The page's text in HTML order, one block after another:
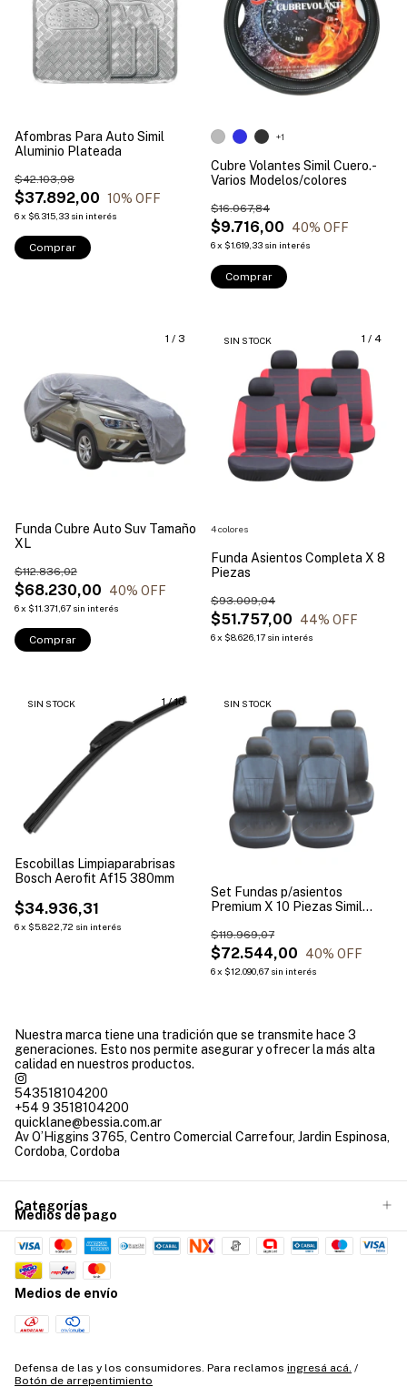
Afombras Para Auto Simil
Aluminio Plateada
$37.892,00
$42.103,98
10% OFF
6x $6.315,33 sin interés
Comprar
Cubre Volantes Simil Cuero.-
Varios Modelos/colores
$9.716,00
$16.067,84
40% OFF
6x $1.619,33 sin interés
+1
Comprar
1 / 3
Funda Cubre Auto Suv Tamaño
XL
$68.230,00
$112.836,02
40% OFF
6x $11.371,67 sin interés
1 / 4
SIN STOCK
Funda Asientos Completa X 8
Piezas
$51.757,00
$93.009,04
44% OFF
6x $8.626,17 sin interés
4 colores
1/10
SIN STOCK
Escobillas Limpiaparabrisas
Bosch Aerofit Af15 380mm
$34.936,31
6x $5.822,72 sin interés
SIN STOCK
Set Fundas p/asientos
Premium X 10 Piezas Simil
$72.544,00
$119.969,07
40% OFF
6x $12.090,67 sin interés
Nuestra marca tiene una tradición que se transmite hace 3
generaciones. Esto nos permite asegurar y ofrecer la más alta
calidad en nuestros productos.
543518104200
+54 9 3518104200
quicklane@bessia.com.ar
Av O’Higgins 3765, Centro Comercial Carrefour, Jardin Espinosa,
Cordoba, Cordoba
Categorías
Medios de pago
Medios de envío
Defensa de las y los consumidores. Para reclamos ingresá acá. /
Botón de arrepentimiento